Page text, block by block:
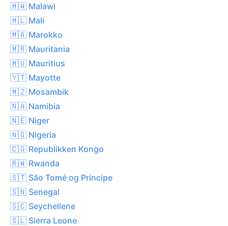
🇲🇼 Malawi
🇲🇱 Mali
🇲🇦 Marokko
🇲🇷 Mauritania
🇲🇺 Mauritius
🇾🇹 Mayotte
🇲🇿 Mosambik
🇳🇦 Namibia
🇳🇪 Niger
🇳🇬 Nigeria
🇨🇬 Republikken Kongo
🇷🇼 Rwanda
🇸🇹 São Tomé og Príncipe
🇸🇳 Senegal
🇸🇨 Seychellene
🇸🇱 Sierra Leone